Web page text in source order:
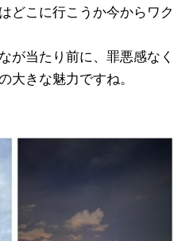
どこに行こうか今からワク
が当たり前に、罪悪感なく
大きな魅力ですね。